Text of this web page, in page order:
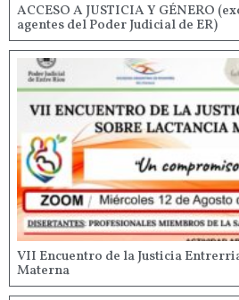
ACCESO A JUSTICIA Y GÉNERO
agentes del Poder Judicial de ER)
VII Encuentro de la Justicia
Materna